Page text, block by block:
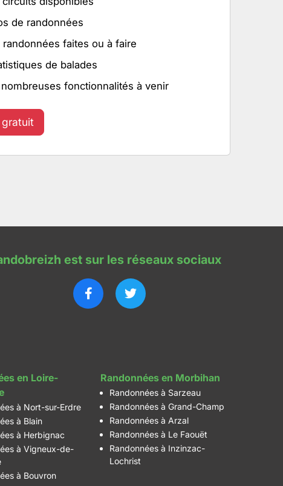
de randonnées
faites ou à faire
de balades
fonctionnalités à venir
est sur les réseaux sociaux
en Loire-
à Nort-sur-Erdre
à Blain
à Herbignac
à Vigneux-de-
à Bouvron
Randonnées en Morbihan
Randonnées à Sarzeau
Randonnées à Grand-Champ
Randonnées à Arzal
Randonnées à Le Faouët
Randonnées à Inzinzac-
Lochrist